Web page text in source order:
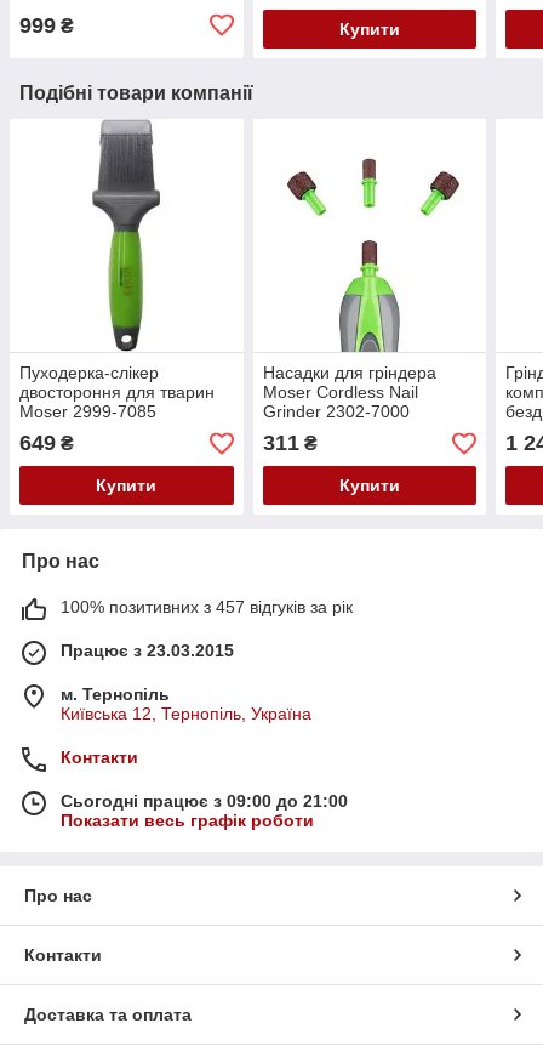
999 ₴ Купити
Подібні товари компанії
Пуходерка-слікер
двостороння для тварин
Moser 2999-7085
649 ₴
Купити
Насадки для гріндера
Moser Cordless Nail
Grinder 2302-7000
311₴
Купити
1
Про нас
100% позитивних з 457 відгуків за рік
Працює з 23.03.2015
м. Тернопіль
Київська 12, Тернопіль, Україна
Контакти
Сьогодні працює з 09:00 до 21:00
Показати весь графік роботи
Про нас
Контакти
Доставка та оплата